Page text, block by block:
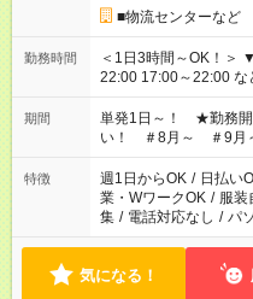
■物流センターなど
勤務時間
＜1日3時間～OK！＞ ▼ 例えば… ▼ 15:00～18:00 15:00～
22:00 17:00～22:00 など こちら以外の時間もお気軽にご
ださい！
期間
単発1日～！ ★勤務開
い！ ＃8月～ ＃9月
特徴 週1日からOK / 日払い
業・WワークOK / 服装
集 / 電話対応なし / パ
気になる！